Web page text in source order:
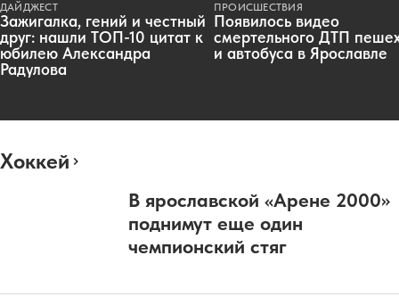
ДАЙДЖЕСТ
Зажигалка, гений и честный
друг: нашли ТОП-10 цитат к
юбилею Александра
Радулова
ПРОИСШЕСТВИЯ
Появилось видео
смертельного ДТП
и автобуса в Ярославле
Хоккей
В ярославской «Арене 2000»
поднимут еще один
чемпионский стяг